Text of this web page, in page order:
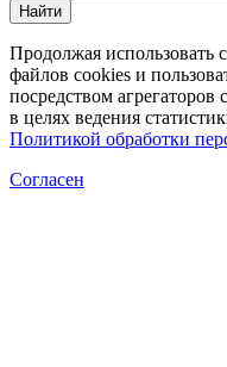
Найти
Продолжая использовать
файлов cookies и
посредством агрегаторов
в целях ведения
Политикой обработки
Согласен